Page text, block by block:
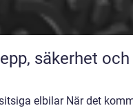
elbilar När det